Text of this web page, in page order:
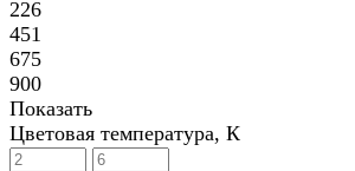
226
451
675
900
Показать
Цветовая температура, К